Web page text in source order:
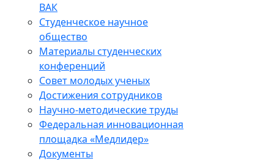
ВАК
Студенческое научное
общество
Материалы студенческих
конференций
Совет молодых ученых
Достижения сотрудников
Научно-методические труды
Федеральная инновационная
площадка «Медлидер»
Документы